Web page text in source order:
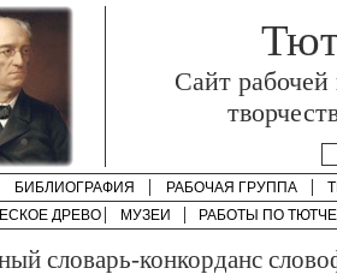
Cайт
БИБЛИОГРАФИЯ РАБОЧАЯ ГРУППА
ДРЕВО
МУЗЕИ РАБОТЫ ПО
словарь-конкорданс